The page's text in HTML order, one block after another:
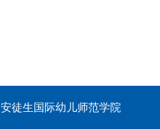
安徒生国际幼儿师范学院